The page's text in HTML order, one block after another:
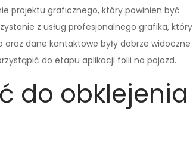
projektu graficznego, który powinien być
z usług profesjonalnego grafika, który
dane kontaktowe były dobrze widoczne
do etapu aplikacji folii na pojazd.
do obklejenia